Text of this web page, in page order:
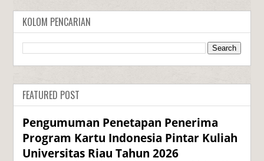
KOLOM PENCARIAN
FEATURED POST
Pengumuman Penetapan Penerima
Program Kartu Indonesia Pintar Kuliah
Universitas Riau Tahun 2026